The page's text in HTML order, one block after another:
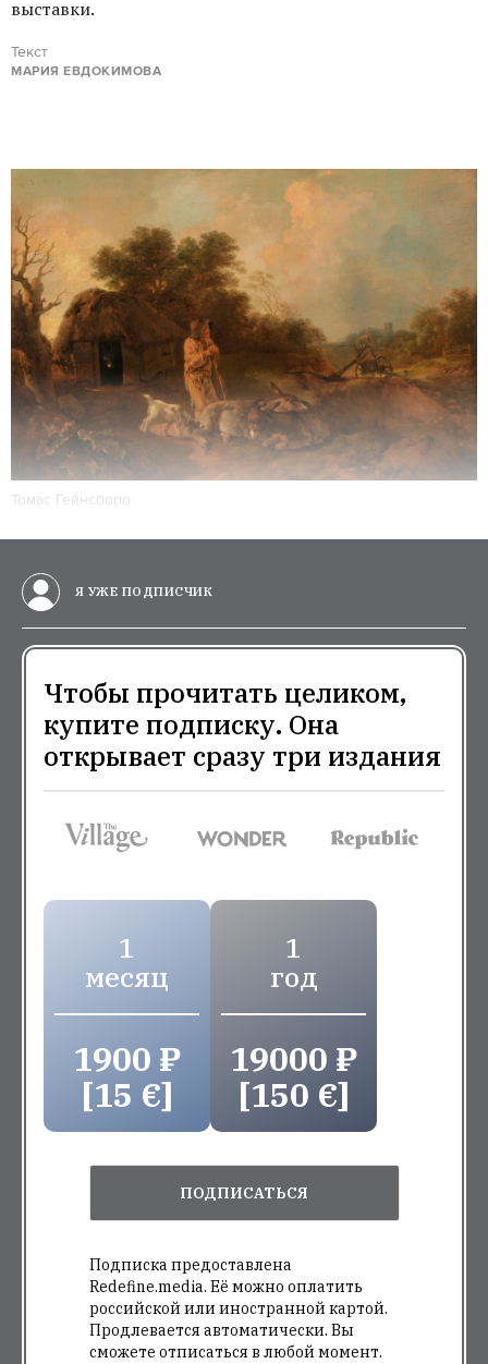
выставки.
Текст
МАРИЯ ЕВДОКИМОВА
Томас Гейнсборо
Я УЖЕ ПОДПИСЧИК
Чтобы прочитать целиком,
купите подписку. Она
открывает сразу три издания
1
месяц
1900 ₽
[15 €]
1
год
19000 ₽
[150 €]
ПОДПИСАТЬСЯ
Подписка предоставлена
Redefine.media. Её можно оплатить
российской или иностранной картой.
Продлевается автоматически. Вы
сможете отписаться в любой момент.